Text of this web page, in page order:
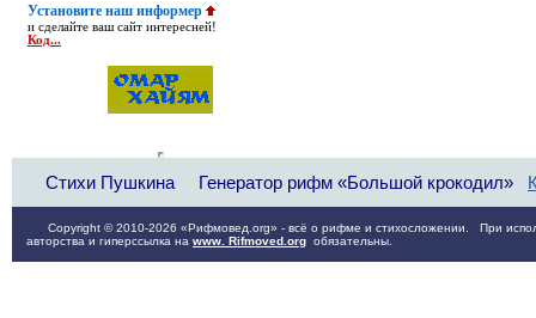
Установите наш информер
и сделайте ваш сайт интересней!
Код...
Стихи Пушкина Генератор рифм «Большой крокодил»
Copyright © 2010-2026 «Рифмовед.org» - всё о рифме и стихосложении. При
авторства и гиперссылка на www. Rifmoved.org обязательны.